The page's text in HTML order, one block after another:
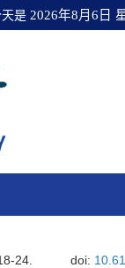
是 2026年8月6日
24. doi: